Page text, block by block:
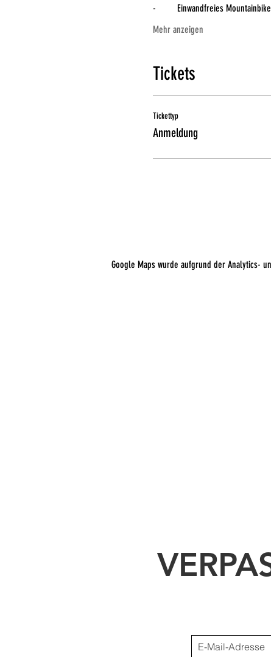
-	Einwandfreies
Mehr anzeigen
Tickets
Tickettyp
Anmeldung
Google Maps wurde aufgrund der Analytics-